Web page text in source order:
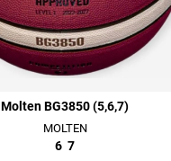
Molten BG3850 (5,6,7)
MOLTEN
6 7